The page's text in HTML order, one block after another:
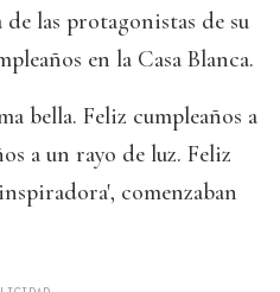
las protagonistas de su
en la Casa Blanca.
bella. Feliz cumpleaños a
a un rayo de luz. Feliz
comenzaban